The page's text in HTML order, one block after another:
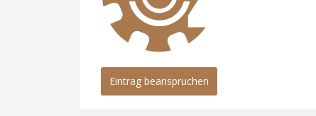
Eintrag beanspruchen